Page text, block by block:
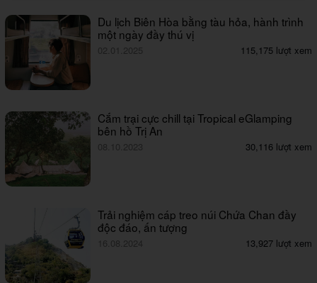
Du lịch Biên Hòa bằng tàu hỏa, hành trình
một ngày đầy thú vị
02.01.2025 115,175 lượt xem
Cắm trại cực chill tại Tropical eGlamping
bên hồ Trị An
08.10.2023 30,116 lượt xem
Trải nghiệm cáp treo núi Chứa Chan đầy
độc đáo, ấn tượng
16.08.2024 13,927 lượt xem